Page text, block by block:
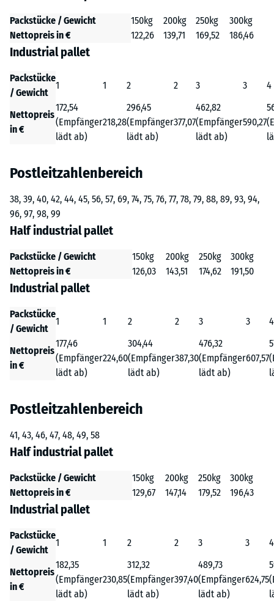
Packstücke / Gewicht 150kg 200kg 250kg
300kg
Nettopreis in €
122,26 139,71 169,52 186,46
Industrial pallet
Packstücke
/ Gewicht
1 1 2 2 3 3 4
Nettopreis
in €
172,54
(Empfänger
lädt ab)
218,28
296,45
(Empfänger
lädt ab)
377,07
462,82
(Empfänger
lädt ab)
590,27
Postleitzahlenbereich
38, 39, 40, 42, 44, 45, 56, 57, 69, 74, 75, 76, 77, 78, 79, 88, 89, 93, 94,
96, 97, 98, 99
Half industrial pallet
Packstücke / Gewicht 150kg 200kg 250kg
300kg
Nettopreis in €
126,03 143,51 174,62 191,50
Industrial pallet
Packstücke
/ Gewicht
1 1 2 2 3 3 4
Nettopreis
in €
177,46
(Empfänger
lädt ab)
224,60
304,44
(Empfänger
lädt ab)
387,30
476,32
(Empfänger
lädt ab)
607,57
Postleitzahlenbereich
41, 43, 46, 47, 48, 49, 58
Half industrial pallet
Packstücke / Gewicht 150kg 200kg 250kg
300kg
Nettopreis in €
129,67 147,14 179,52 196,43
Industrial pallet
Packstücke
/ Gewicht
1 1 2 2 3 3 4
Nettopreis
in €
182,35
(Empfänger
lädt ab)
230,85
312,32
(Empfänger
lädt ab)
397,40
489,73
(Empfänger
lädt ab)
624,75